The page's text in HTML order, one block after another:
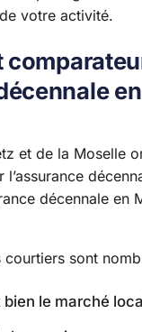
votre activité.
et de la Moselle
l’assurance
décennale en
courtiers sont
le marché